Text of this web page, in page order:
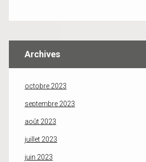
Archives
octobre 2023
septembre 2023
août 2023
juillet 2023
juin 2023